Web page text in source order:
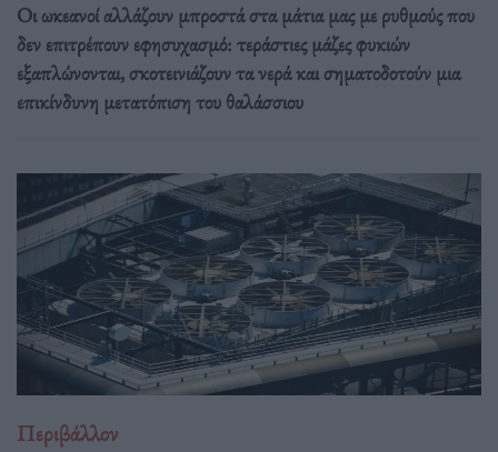
Οι ωκεανοί αλλάζουν μπροστά στα μάτια μας με ρυθμούς που
δεν επιτρέπουν εφησυχασμό: τεράστιες μάζες φυκιών
εξαπλώνονται, σκοτεινιάζουν τα νερά και σηματοδοτούν μια
επικίνδυνη μετατόπιση του θαλάσσιου
Περιβάλλον